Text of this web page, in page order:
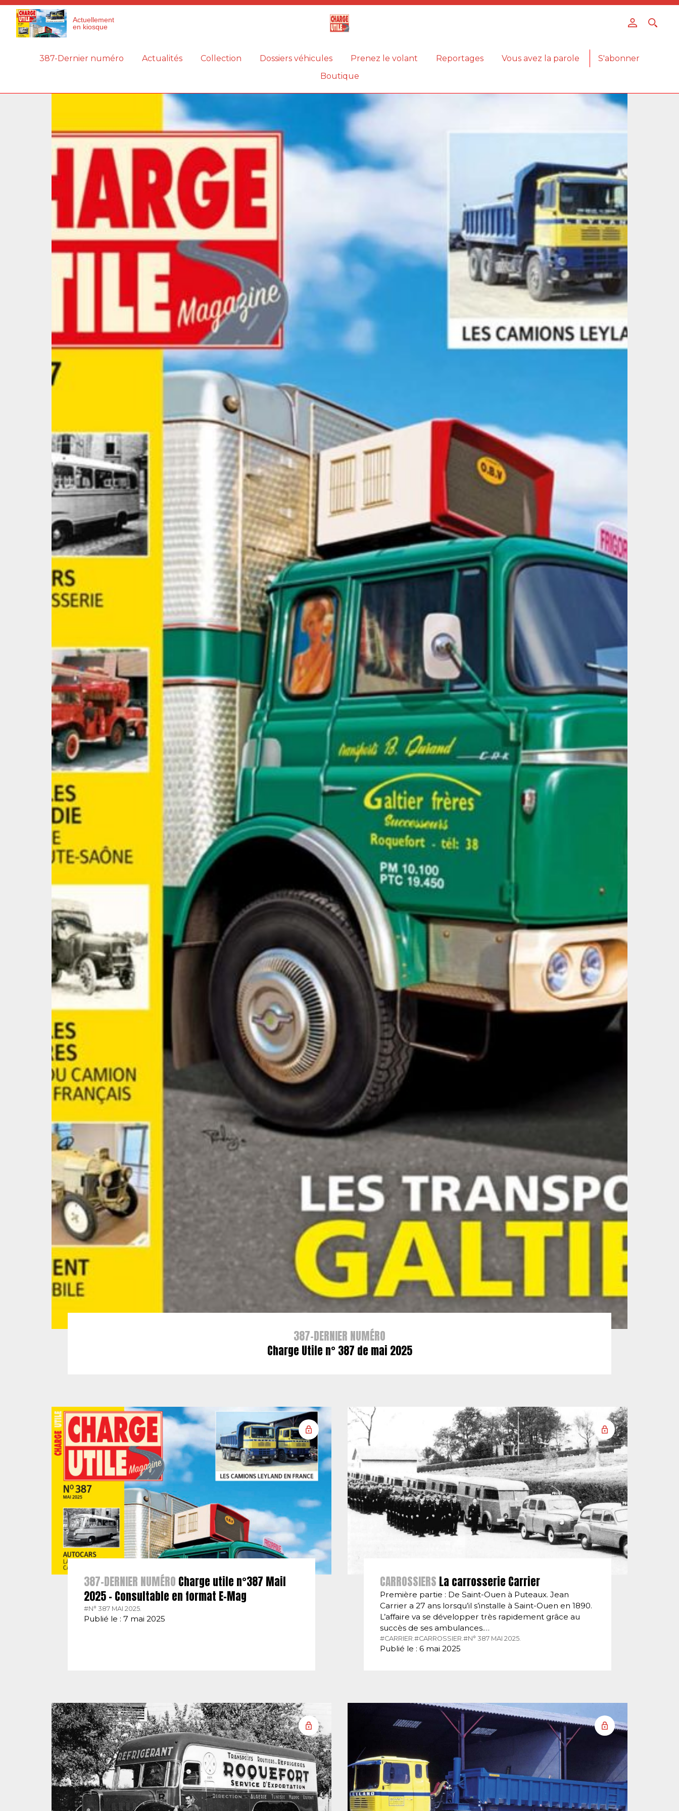
Actuellement
en kiosque
387-Dernier numéro Actualités Collection Dossiers véhicules Prenez le volant Reportages Vous avez la parole
S'abonner
Boutique
387-DERNIER NUMÉRO
Charge Utile n° 387 de mai 2025
387-DERNIER NUMÉRO Charge utile n°387 Mail
2025 – Consultable en format E-Mag
#N° 387 MAI 2025.
Publié le : 7 mai 2025
CARROSSIERS La carrosserie Carrier
Première partie : De Saint-Ouen à Puteaux. Jean
Carrier a 27 ans lorsqu’il s’installe à Saint-Ouen en 1890.
L’affaire va se développer très rapidement grâce au
succès de ses ambulances.…
#CARRIER.#CARROSSIER.#N° 387 MAI 2025.
Publié le : 6 mai 2025
Panneau de gestion des cookies